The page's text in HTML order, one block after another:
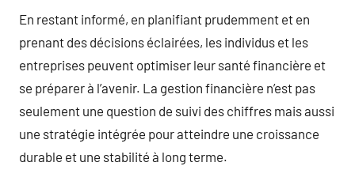
En restant informé, en planifiant prudemment et en
prenant des décisions éclairées, les individus et les
entreprises peuvent optimiser leur santé financière et
se préparer à l’avenir. La gestion financière n’est pas
seulement une question de suivi des chiffres mais aussi
une stratégie intégrée pour atteindre une croissance
durable et une stabilité à long terme.